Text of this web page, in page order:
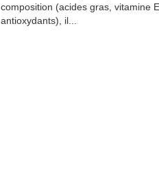
composition (acides gras, vitamine
antioxydants), il...